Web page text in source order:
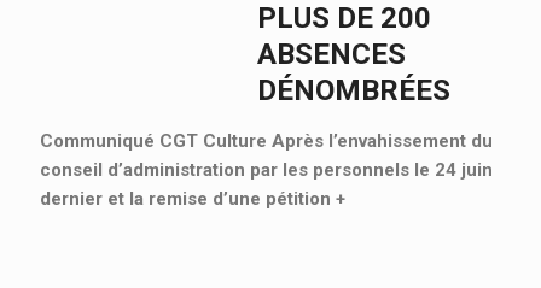
PLUS DE 200
ABSENCES
DÉNOMBRÉES
Communiqué CGT Culture Après l’envahissement du
conseil d’administration par les personnels le 24 juin
dernier et la remise d’une pétition +